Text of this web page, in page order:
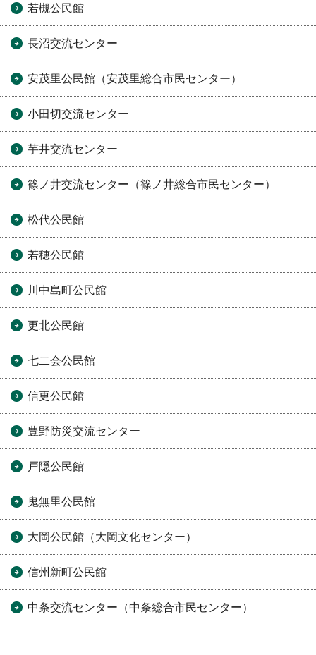
若槻公民館
長沼交流センター
安茂里公民館（安茂里総合市民センター）
小田切交流センター
芋井交流センター
篠ノ井交流センター（篠ノ井総合市民センター）
松代公民館
若穂公民館
川中島町公民館
更北公民館
七二会公民館
信更公民館
豊野防災交流センター
戸隠公民館
鬼無里公民館
大岡公民館（大岡文化センター）
信州新町公民館
中条交流センター（中条総合市民センター）